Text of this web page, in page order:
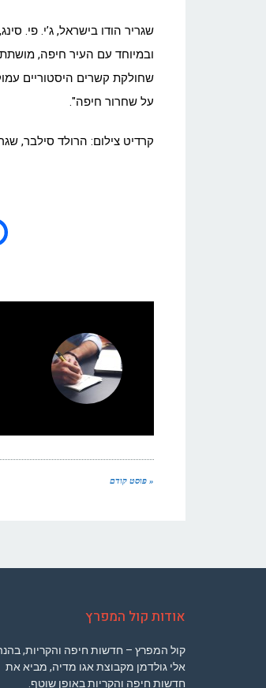
שגריר הודו בישראל, ג’י. פי.
ובמיוחד עם העיר חיפה,
שחולקת קשרים היסטוריים
על שחרור חיפה".
קרדיט צילום: הרולד סילבר,
« פוסט קודם
אודות קול המפרץ
קול המפרץ – חדשות חיפה והקריות,
אלי גולדמן מקבוצת אגו מדיה, מביא את
חדשות חיפה והקריות באופן שוטף.